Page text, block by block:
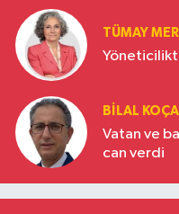
TÜMAY
BILAL
Vatan ve
can verdi